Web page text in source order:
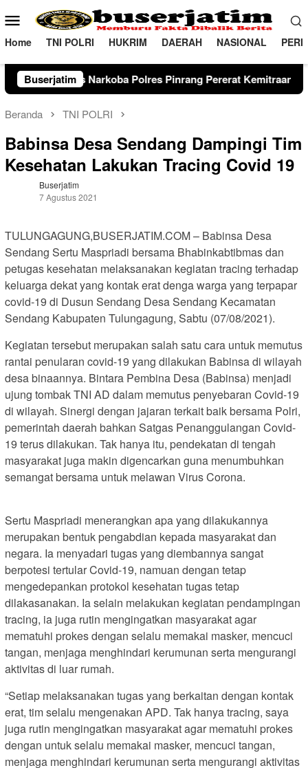
ke
konten
Menu
Mobile
Home TNI POLRI HUKRIM DAERAH NASIONAL
Buserjatim
Polres Pinrang Pererat Kemitraan Strategis di kabupaten
Beranda TNI POLRI
Babinsa Desa Sendang Dampingi Tim
Kesehatan Lakukan Tracing Covid 19
Buserjatim
7 Agustus 2021
TULUNGAGUNG,BUSERJATIM.COM – Babinsa Desa
Sendang Sertu Maspriadi bersama Bhabinkabtibmas dan
petugas kesehatan melaksanakan kegiatan tracing terhadap
keluarga dekat yang kontak erat denga warga yang terpapar
covid-19 di Dusun Sendang Desa Sendang Kecamatan
Sendang Kabupaten Tulungagung, Sabtu (07/08/2021).
Kegiatan tersebut merupakan salah satu cara untuk memutus
rantai penularan covid-19 yang dilakukan Babinsa di wilayah
desa binaannya. Bintara Pembina Desa (Babinsa) menjadi
ujung tombak TNI AD dalam memutus penyebaran Covid-19
di wilayah. Sinergi dengan jajaran terkait baik bersama Polri,
pemerintah daerah bahkan Satgas Penanggulangan Covid-
19 terus dilakukan. Tak hanya itu, pendekatan di tengah
masyarakat juga makin digencarkan guna menumbuhkan
semangat bersama untuk melawan Virus Corona.
Sertu Maspriadi menerangkan apa yang dilakukannya
merupakan bentuk pengabdian kepada masyarakat dan
negara. Ia menyadari tugas yang diembannya sangat
berpotesi tertular Covid-19, namuan dengan tetap
mengedepankan protokol kesehatan tugas tetap
dilakasanakan. Ia selain melakukan kegiatan pendampingan
tracing, ia juga rutin mengingatkan masyarakat agar
mematuhi prokes dengan selalu memakai masker, mencuci
tangan, menjaga menghindari kerumunan serta mengurangi
aktivitas di luar rumah.
“Setiap melaksanakan tugas yang berkaitan dengan kontak
erat, tim selalu mengenakan APD. Tak hanya tracing, saya
juga rutin mengingatkan masyarakat agar mematuhi prokes
dengan untuk selalu memakai masker, mencuci tangan,
menjaga menghindari kerumunan serta mengurangi aktivitas